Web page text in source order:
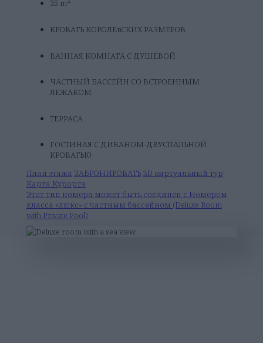
35 m
КРОВАТЬ КОРОЛЕвСКИХ РАЗМЕРОВ
ВАННАЯ КОМНАТА С ДУШЕВОЙ
ЧАСТНЫЙ БАССЕЙН СО ВСТРОЕННЫМ
ЛЕЖАКОМ
ТЕPРАСА
ГОСТИНАЯ С ДИВАНОМ-ДВУСПАЛЬНОЙ
КРОВАТЬЮ
План этажа ЗАБРОНИРОВАТЬ 3D виртуальный тур
Kарта Kурорта
Этот тип номера может быть соединен с Номером
класса «люкс» с частным бассейном (Deluxe Room
with Private Pool)